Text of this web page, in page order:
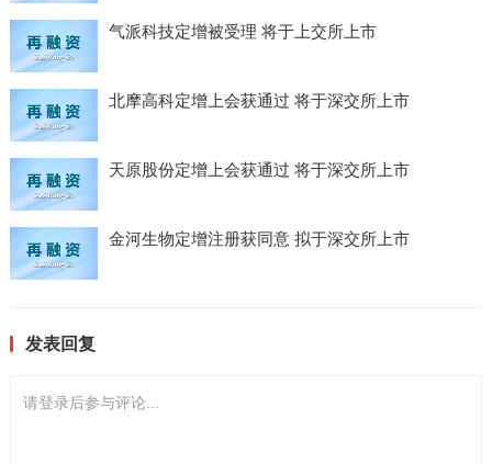
气派科技定增被受理 将于上交所上市
北摩高科定增上会获通过 将于深交所上市
天原股份定增上会获通过 将于深交所上市
金河生物定增注册获同意 拟于深交所上市
发表回复
请登录后参与评论...